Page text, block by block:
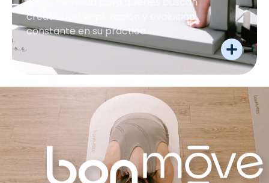
creatividad, exploración y evolución
constante en su práctica.